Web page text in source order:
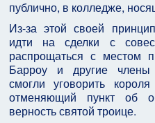
публично, в колледже,
Из-за этой своей
идти на сделки с
распрощаться с местом
Барроу и другие члены
смогли уговорить
отменяющий пункт об
верность святой троице.